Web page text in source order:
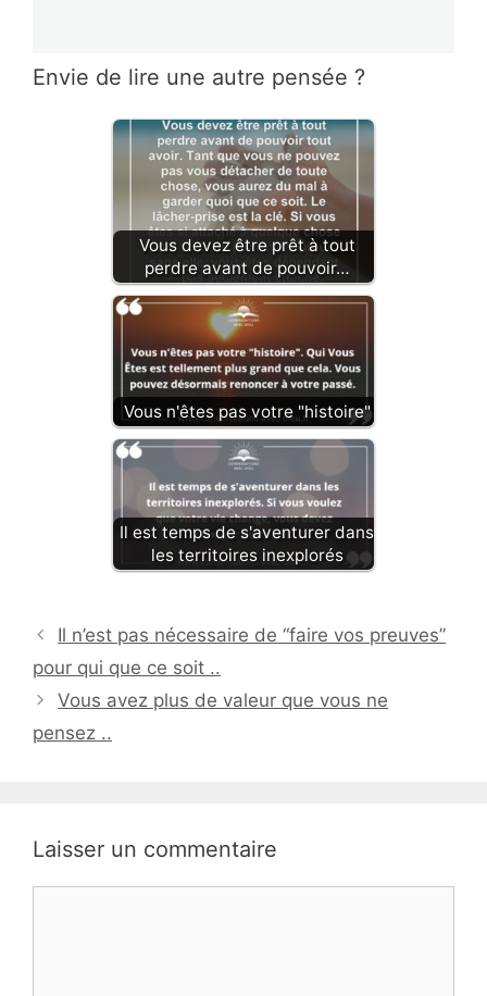
Envie de lire une autre pensée ?
Vous devez être prêt à tout
perdre avant de pouvoir…
Vous n'êtes pas votre "histoire"
Il est temps de s'aventurer dans
les territoires inexplorés
Il n’est pas nécessaire de “faire vos preuves”
pour qui que ce soit ..
Vous avez plus de valeur que vous ne
pensez ..
Laisser un commentaire